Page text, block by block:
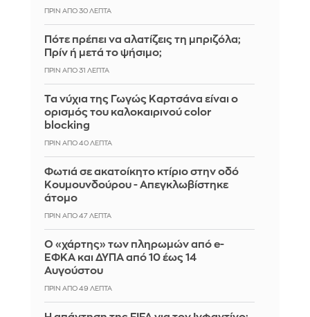
ΠΡΙΝ ΑΠΌ 30 ΛΕΠΤΆ
Πότε πρέπει να αλατίζεις τη μπριζόλα;
Πρίν ή μετά το ψήσιμο;
ΠΡΙΝ ΑΠΌ 31 ΛΕΠΤΆ
Τα νύχια της Γωγώς Καρτσάνα είναι ο
ορισμός του καλοκαιρινού color
blocking
ΠΡΙΝ ΑΠΌ 40 ΛΕΠΤΆ
Φωτιά σε ακατοίκητο κτίριο στην οδό
Κουμουνδούρου - Απεγκλωβίστηκε
άτομο
ΠΡΙΝ ΑΠΌ 47 ΛΕΠΤΆ
Ο «χάρτης» των πληρωμών από e-
ΕΦΚΑ και ΔΥΠΑ από 10 έως 14
Αυγούστου
ΠΡΙΝ ΑΠΌ 49 ΛΕΠΤΆ